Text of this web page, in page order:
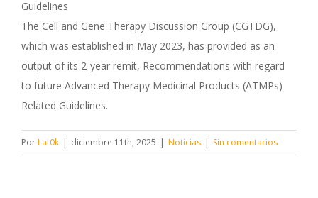
Guidelines
The Cell and Gene Therapy Discussion Group (CGTDG),
which was established in May 2023, has provided as an
output of its 2-year remit, Recommendations with regard
to future Advanced Therapy Medicinal Products (ATMPs)
Related Guidelines.
PorLat0k | diciembre 11th, 2025 | Noticias | Sin comentarios